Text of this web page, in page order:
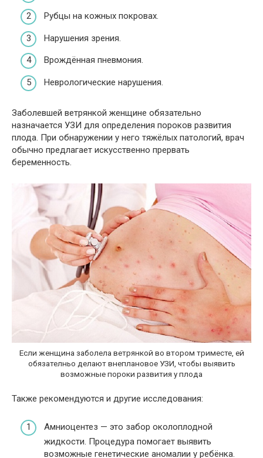
Рубцы на кожных покровах.
Нарушения зрения.
Врождённая пневмония.
Неврологические нарушения.
Заболевшей ветрянкой женщине обязательно
назначается УЗИ для определения пороков развития
плода. При обнаружении у него тяжёлых патологий, врач
обычно предлагает искусственно прервать
беременность.
Если женщина заболела ветрянкой во втором триместе, ей
обязателньо делают внеплановое УЗИ, чтобы выявить
возможные пороки развития у плода
Также рекомендуются и другие исследования:
Амниоцентез — это забор околоплодной
жидкости. Процедура помогает выявить
возможные генетические аномалии у ребёнка.